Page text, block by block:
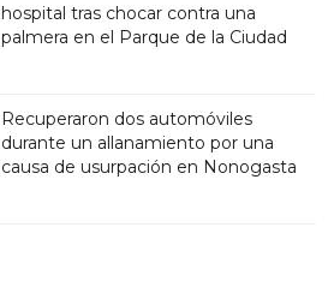
hospital tras chocar contra una
palmera en el Parque de la Ciudad
Recuperaron dos automóviles
durante un allanamiento por una
causa de usurpación en Nonogasta